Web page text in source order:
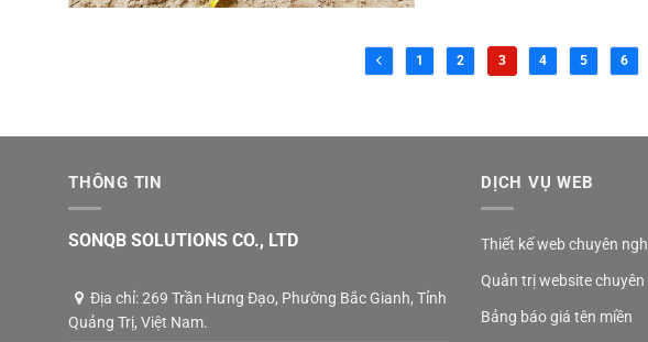
1 2 3 4 5 6
THÔNG TIN
SONQB SOLUTIONS CO., LTD
Địa chỉ: 269 Trần Hưng Đạo, Phường Bắc Gianh, Tỉnh
Quảng Trị, Việt Nam.
DỊCH VỤ WEB
Thiết kế web chuyên
Quản trị website chuyên
Bảng báo giá tên miền